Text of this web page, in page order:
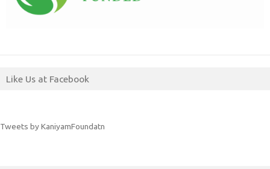
Like Us at Facebook
Tweets by KaniyamFoundatn